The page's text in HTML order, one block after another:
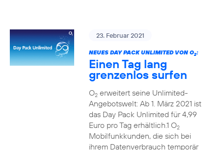
23. Februar 2021
NEUES DAY PACK UNLIMITED VON O2:
Einen Tag lang
grenzenlos surfen
O2erweitert seine Unlimited-
Angebotswelt: Ab 1. März 2021 ist
das Day Pack Unlimited für 4,99
Euro pro Tag erhältlich.1 O2
Mobilfunkkunden, die sich bei
ihrem Datenverbrauch temporär